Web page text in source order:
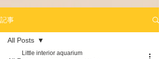
記事
All Posts
Little interior aquarium